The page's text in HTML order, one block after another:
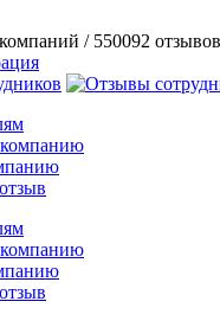
/ 550092 отзывов